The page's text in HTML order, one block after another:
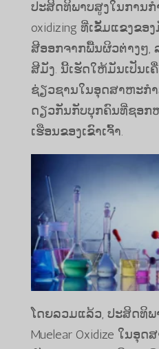
ປະສິດທິພາບສູງໃນການ
oxidizing ທີ່ເຂັ້ມແຂງຂ
ສີອອກຈາກພື້ນຜິວຕ່າງໆ,
ສີມັງ. ນີ້ເຮັດໃຫ້ມັນເປັນເ
ຊ່ຽວຊານໃນອຸດສາຫະກໍ
ດຽວກັນກັບບຸກຄົນທີ່ຊອກ
ເຮືອນຂອງເຂົາເຈົ້າ.
ໂດຍລວມແລ້ວ, ປະສິດທິພ
Muelear Oxidize ໃນອຸ